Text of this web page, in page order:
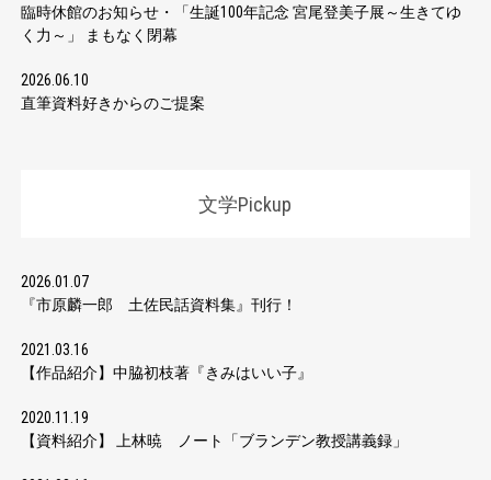
臨時休館のお知らせ・「生誕100年記念 宮尾登美子展～生きてゆ
く力～」 まもなく閉幕
2026.06.10
直筆資料好きからのご提案
文学Pickup
2026.01.07
『市原麟一郎 土佐民話資料集』刊行！
2021.03.16
【作品紹介】中脇初枝著『きみはいい子』
2020.11.19
【資料紹介】 上林暁 ノート「ブランデン教授講義録」